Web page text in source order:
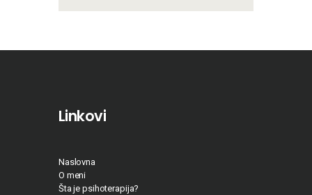
Linkovi
Naslovna
O meni
Šta je psihoterapija?